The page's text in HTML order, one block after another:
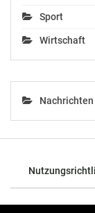
Sport
Wirtschaft
© 2026 - TOP